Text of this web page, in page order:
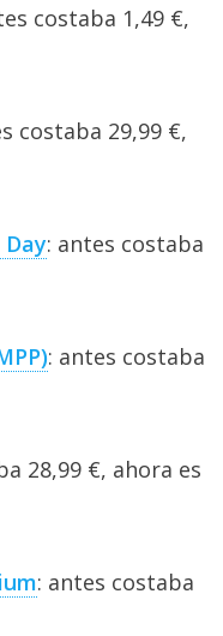
costaba 1,49 €,
costaba 29,99 €,
: antes costaba
: antes costaba
28,99 €, ahora es
: antes costaba